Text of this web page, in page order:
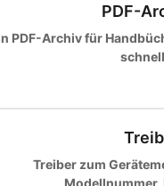
PDF-
PDF-Archiv für
Treiber zum